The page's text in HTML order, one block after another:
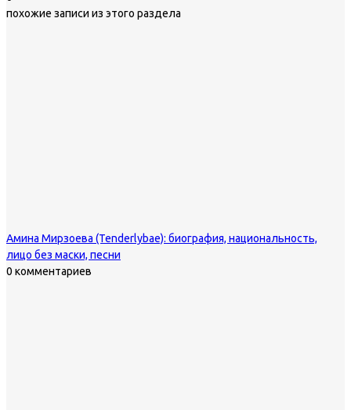
похожие записи из этого раздела
Амина Мирзоева (Tenderlybae): биография, национальность,
лицо без маски, песни
0 комментариев